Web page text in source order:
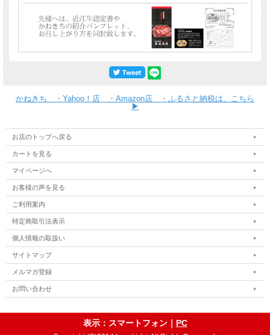
かねきち ・Yahoo！店 ・Amazon店 ・ふるさと納税は、こちら
▶
お店のトップへ戻る
カートを見る
マイページへ
お客様の声を見る
ご利用案内
特定商取引法表示
個人情報の取扱い
サイトマップ
メルマガ登録
お問い合わせ
表示：スマートフォン｜ PC